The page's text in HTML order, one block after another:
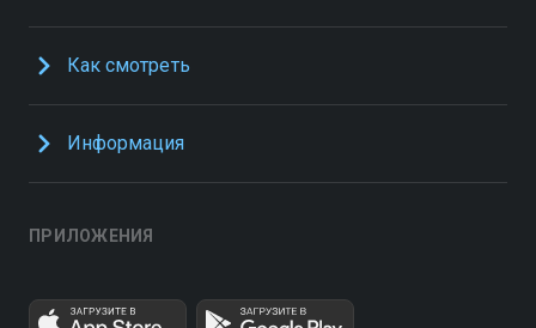
Как смотреть
Информация
ПРИЛОЖЕНИЯ